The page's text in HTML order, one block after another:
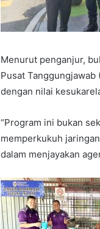
Menurut penganjur,
Pusat
dengan nilai
“Program ini bukan
memperkukuh
dalam menjayakan